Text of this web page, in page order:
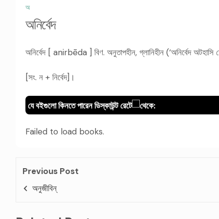
অ
অনির্বেদ
অনির্বেদ [ anirbēda ] বিণ. অনুতাপহীন, গ্লানিহীন (‘অনির্বেদ অটহাসি
[সং. ন + নির্বেদ]।
যে বইগুলো কিনতে পারেন ডিস্কাউন্ট রেটে থেকে:
Failed to load books.
Previous Post
অনুজীবিন্‌